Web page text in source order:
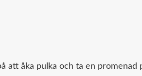
att åka pulka och ta en promenad